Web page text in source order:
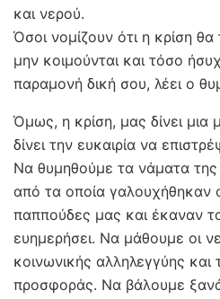
και νερού.
Όσοι νομίζουν ότι η κρίση
μην κοιμούνται και τόσο
παραμονή δική σου, λέει ο
Όμως, η κρίση, μας δίνει μια
δίνει την ευκαιρία να
Να θυμηθούμε τα νάματα
από τα οποία γαλουχήθηκαν
παππούδες μας και έκαναν
ευημερήσει. Να μάθουμε οι
κοινωνικής αλληλεγγύης και
προσφοράς. Να βάλουμε ξανά